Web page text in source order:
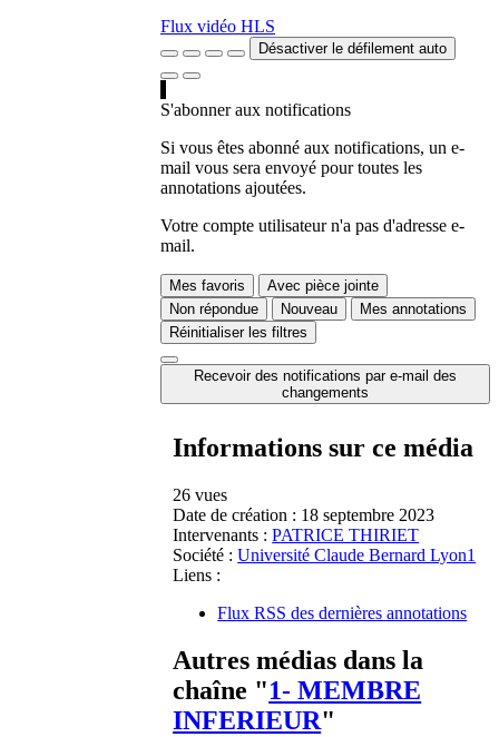
Flux vidéo HLS
Désactiver le défilement auto
S'abonner aux notifications
Si vous êtes abonné aux notifications, un e-
mail vous sera envoyé pour toutes les
annotations ajoutées.
Votre compte utilisateur n'a pas d'adresse e-
mail.
Mes favoris
Avec pièce jointe
Non répondue
Nouveau
Mes annotations
Réinitialiser les filtres
Recevoir des notifications par e-mail des
changements
Informations sur ce média
26 vues
Date de création : 18 septembre 2023
Intervenants : PATRICE THIRIET
Société : Université Claude Bernard Lyon1
Liens :
Flux RSS des dernières annotations
Autres médias dans la
chaîne "1- MEMBRE
INFERIEUR"